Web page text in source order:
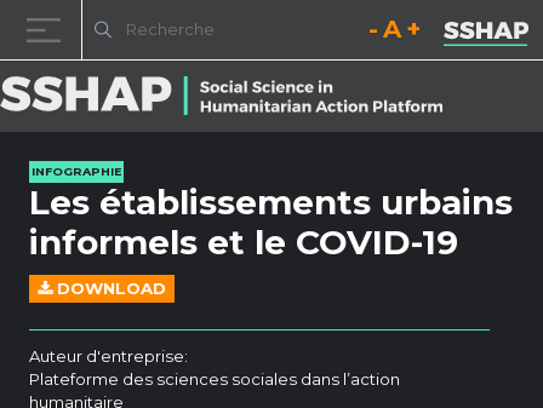
Diminuez la taille de la
Réinitialisez la
INFOGRAPHIE
Les établissements urbains
informels et le COVID-19
DOWNLOAD
Auteur d'entreprise:
Plateforme des sciences sociales dans l’action
humanitaire